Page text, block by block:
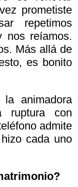
prometiste
repetimos
nos reíamos.
Más allá de
es bonito
animadora
ruptura con
admite
cada uno